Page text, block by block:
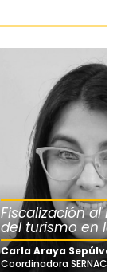
Fiscalización al
del turismo en
Carla Araya
Coordinadora SERNAC